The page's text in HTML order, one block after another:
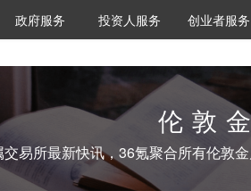
城市之窗
政府服务 VClub投资机构库
投资机构职位推介
投资人服务 创投氪堂
创业者服务
伦敦
交易所最新快讯，36氪聚合所有伦敦